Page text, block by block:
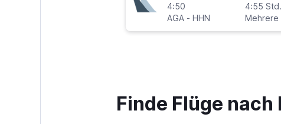
4:50
AGA- HHN
4:55 Std.
Finde Flüge nach